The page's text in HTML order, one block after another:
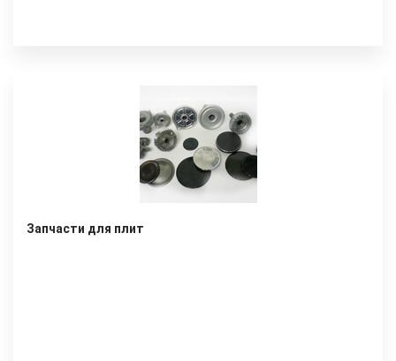
Запчасти для плит